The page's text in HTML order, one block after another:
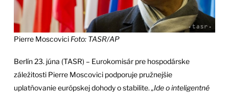
Pierre Moscovici Foto: TASR/AP
Berlín 23. júna (TASR) – Eurokomisár pre hospodárske
záležitosti Pierre Moscovici podporuje pružnejšie
uplatňovanie európskej dohody o stabilite. „Ide o inteligentné